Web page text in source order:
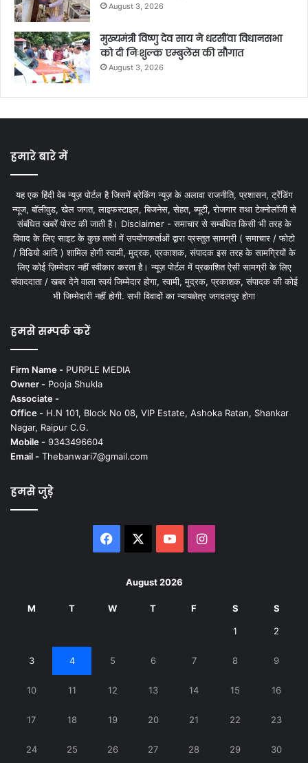
August 3, 2026
मुख्यमंत्री विष्णु देव साय ने धरसींवा विधानसभा
को दी निःशुल्क एम्बुलेंस की सौगात
August 3, 2026
हमारे बारे में
यह एक हिंदी वेब न्यूज़ पोर्टल है जिसमें ब्रेकिंग न्यूज़ के अलावा राजनीति, प्रशासन, ट्रेंडिंग
न्यूज, बॉलीवुड, खेल जगत, लाइफस्टाइल, बिजनेस, सेहत, ब्यूटी, रोजगार तथा टेक्नोलॉजी से
संबंधित खबरें पोस्ट की जाती है। Disclaimer - समाचार से सम्बंधित किसी भी तरह के
विवाद के लिए साइट के कुछ तत्वों में उपयोगकर्ताओं द्वारा प्रस्तुत सामग्री ( समाचार / फोटो
/ विडियो आदि ) शामिल होगी स्वामी, मुद्रक, प्रकाशक, संपादक इस तरह के सामग्रियों के
लिए कोई ज़िम्मेदार नहीं स्वीकार करता है। न्यूज़ पोर्टल में प्रकाशित ऐसी सामग्री के लिए
संवाददाता / खबर देने वाला स्वयं जिम्मेदार होगा, स्वामी, मुद्रक, प्रकाशक, संपादक की कोई
भी जिम्मेदारी नहीं होगी. सभी विवादों का न्यायक्षेत्र जगदलपुर होगा
हमसे सम्पर्क करें
Firm Name - PURPLE MEDIA
Owner - Pooja Shukla
Associate -
Office - H.N 101, Block No 08, VIP Estate, Ashoka Ratan, Shankar
Nagar, Raipur C.G.
Mobile - 9343496604
Email - Thebanwari7@gmail.com
हमसे जुड़े
Facebook YouTubeInstagram
August 2026
M T W T F S S
1 2
3 4 5 6 7 8 9
10 11 12 13 14 15 16
17 18 19 20 21 22 23
24 25 26 27 28 29 30